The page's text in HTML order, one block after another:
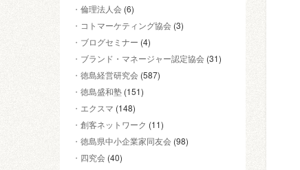
倫理法人会 (6)
コトマーケティング協会 (3)
ブログセミナー (4)
ブランド・マネージャー認定協会 (31)
徳島経営研究会 (587)
徳島盛和塾 (151)
エクスマ (148)
創客ネットワーク (11)
徳島県中小企業家同友会 (98)
四究会 (40)